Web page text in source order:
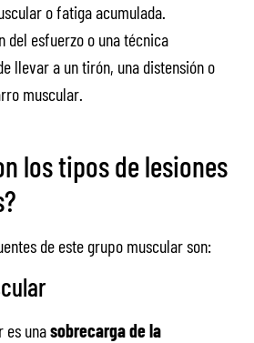
o fatiga acumulada.
del esfuerzo o una técnica
llevar a un tirón, una distensión o
muscular.
los tipos de lesiones
de este grupo muscular son:
es unasobrecarga de la